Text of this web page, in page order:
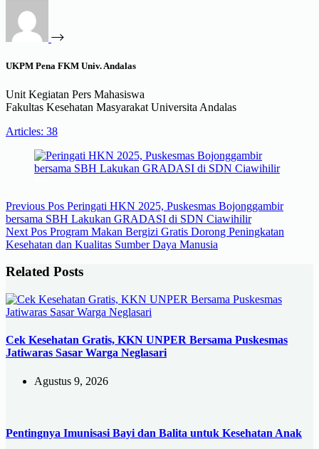
UKPM Pena FKM Univ. Andalas
Unit Kegiatan Pers Mahasiswa
Fakultas Kesehatan Masyarakat Universita Andalas
Articles: 38
Previous Pos Peringati HKN 2025, Puskesmas Bojonggambir
bersama SBH Lakukan GRADASI di SDN Ciawihilir
Next Pos Program Makan Bergizi Gratis Dorong Peningkatan
Kesehatan dan Kualitas Sumber Daya Manusia
Related Posts
Cek Kesehatan Gratis, KKN UNPER Bersama Puskesmas
Jatiwaras Sasar Warga Neglasari
Agustus 9, 2026
Pentingnya Imunisasi Bayi dan Balita untuk Kesehatan Anak